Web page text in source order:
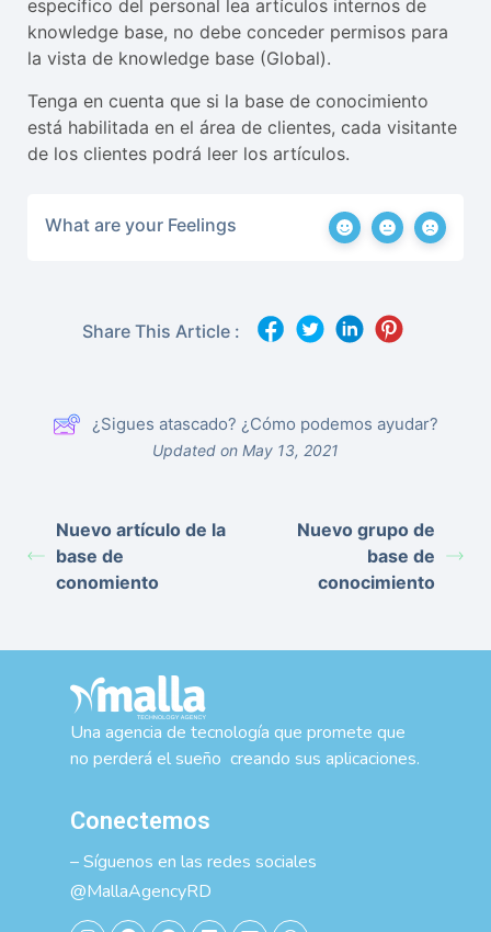
específico del personal lea artículos internos de
knowledge base, no debe conceder permisos para
la vista de knowledge base (Global).
Tenga en cuenta que si la base de conocimiento
está habilitada en el área de clientes, cada visitante
de los clientes podrá leer los artículos.
What are your Feelings
Share This Article :
¿Sigues atascado? ¿Cómo podemos ayudar?
Updated on May 13, 2021
Nuevo artículo de la
base de
conomiento
Nuevo grupo de
base de
conocimiento
Una agencia de tecnología que promete que
no perderá el sueño creando sus aplicaciones.
Conectemos
– Síguenos en las redes sociales
@MallaAgencyRD